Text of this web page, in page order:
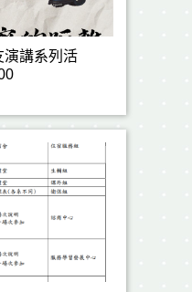
演講系列活